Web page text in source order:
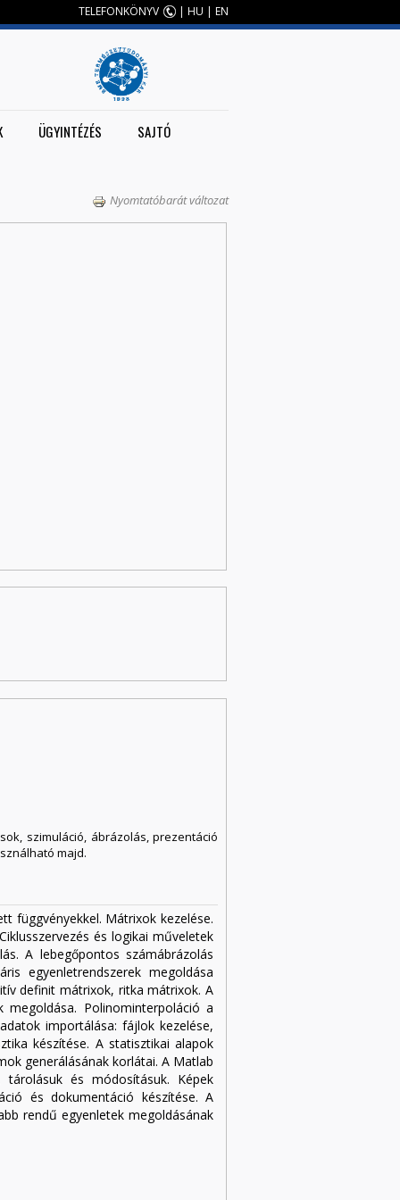
TELEFONKÖNYV | HU | EN
ÜGYINTÉZÉS SAJTÓ
Nyomtatóbarát változat
szimuláció, ábrázolás, prezentáció
majd.
függvényekkel. Mátrixok kezelése.
és logikai műveletek
A lebegőpontos számábrázolás
egyenletrendszerek megoldása
definit mátrixok, ritka mátrixok. A
Polinominterpoláció a
importálása: fájlok kezelése,
készítése. A statisztikai alapok
generálásának korlátai. A Matlab
tárolásuk és módosításuk. Képek
és dokumentáció készítése. A
rendű egyenletek megoldásának